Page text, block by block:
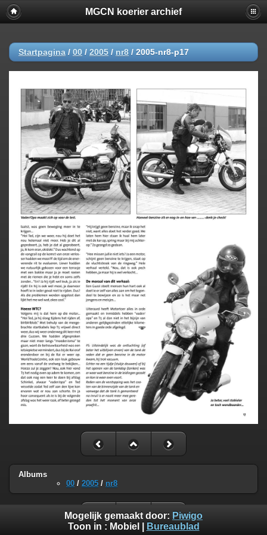
MGCN koerier archief
Startpagina / 00 / 2005 / nr8 / 2005-nr8-p17
Albums
00 / 2005 / nr8
Mogelijk gemaakt door: Piwigo
Toon in : Mobiel Bureaublad